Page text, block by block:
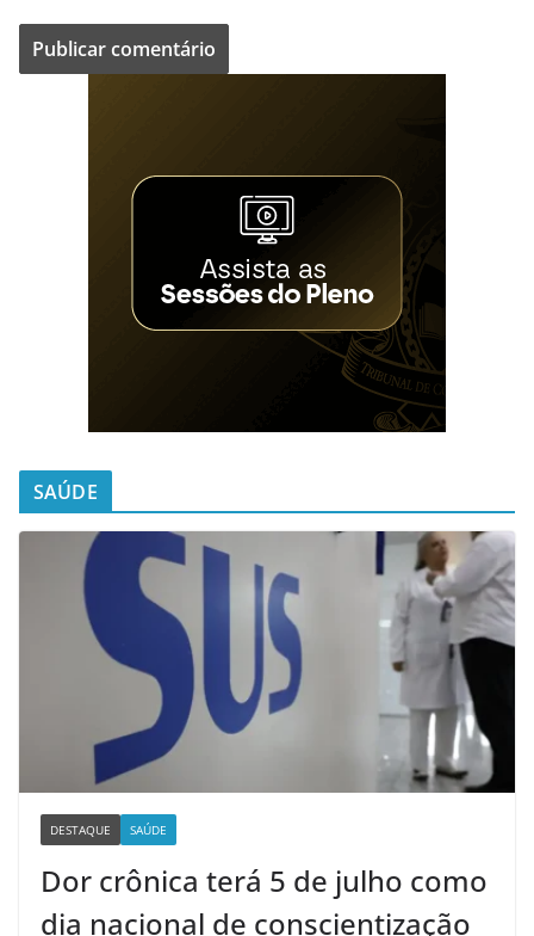
SAÚDE
DESTAQUE SAÚDE
Dor crônica terá 5 de julho como
dia nacional de conscientização